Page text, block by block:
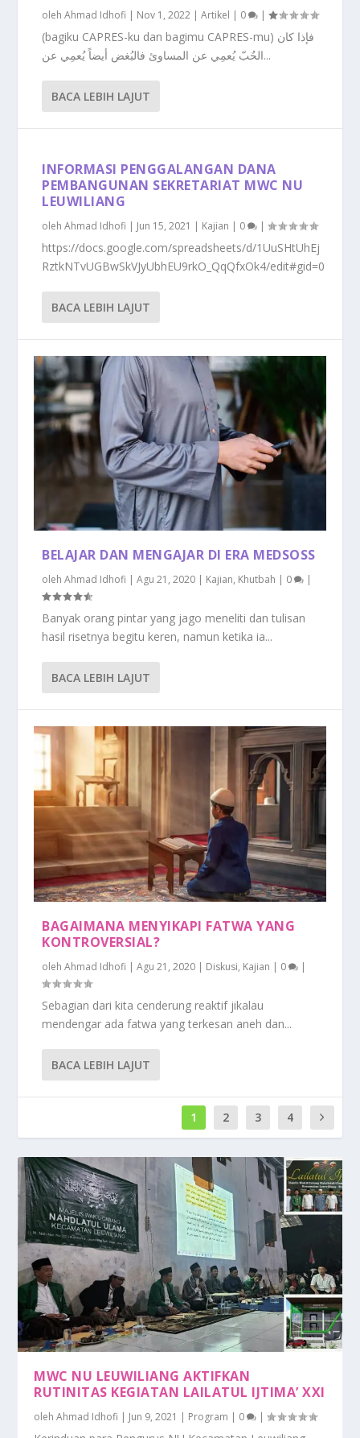
olehAhmad Idhofi | Nov 1, 2022 |Artikel | 0 |
(bagiku CAPRES-ku dan bagimu CAPRES-mu) فإذا كان
الحٌبّ يُعمِي عن المساوئ فالبُغض أيضاً يُعمِي عن...
BACA LEBIH LAJUT
INFORMASI PENGGALANGAN DANA
PEMBANGUNAN SEKRETARIAT MWC NU
LEUWILIANG
olehAhmad Idhofi | Jun 15, 2021 | Kajian | 0 |
https://docs.google.com/spreadsheets/d/1UuSHtUhEj
RztkNTvUGBwSkVJyUbhEU9rkO_QqQfxOk4/edit#gid=0
BACA LEBIH LAJUT
BELAJAR DAN MENGAJAR DI ERA MEDSOSS
olehAhmad Idhofi |Agu 21, 2020 | Kajian, Khutbah | 0 |
Banyak orang pintar yang jago meneliti dan tulisan
hasil risetnya begitu keren, namun ketika ia...
BACA LEBIH LAJUT
BAGAIMANA MENYIKAPI FATWA YANG
KONTROVERSIAL?
olehAhmad Idhofi |Agu 21, 2020 | Diskusi, Kajian | 0 |
Sebagian dari kita cenderung reaktif jikalau
mendengar ada fatwa yang terkesan aneh dan...
BACA LEBIH LAJUT
1 2 3 4
MWC NU LEUWILIANG AKTIFKAN
RUTINITAS KEGIATAN LAILATUL IJTIMA’ XXI
olehAhmad Idhofi | Jun 9, 2021 | Program | 0 |